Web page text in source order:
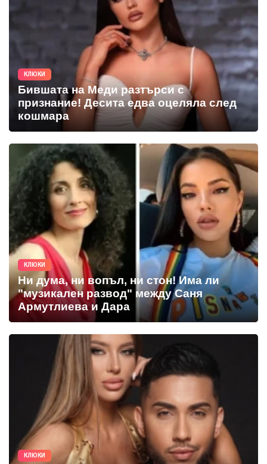
КЛЮКИ
Бившата на Меди разтърси с
признание! Десита едва оцеляла след
кошмара
КЛЮКИ
Ни дума, ни вопъл, ни стон! Има ли
"музикален развод" между Саня
Армутлиева и Дара
КЛЮКИ